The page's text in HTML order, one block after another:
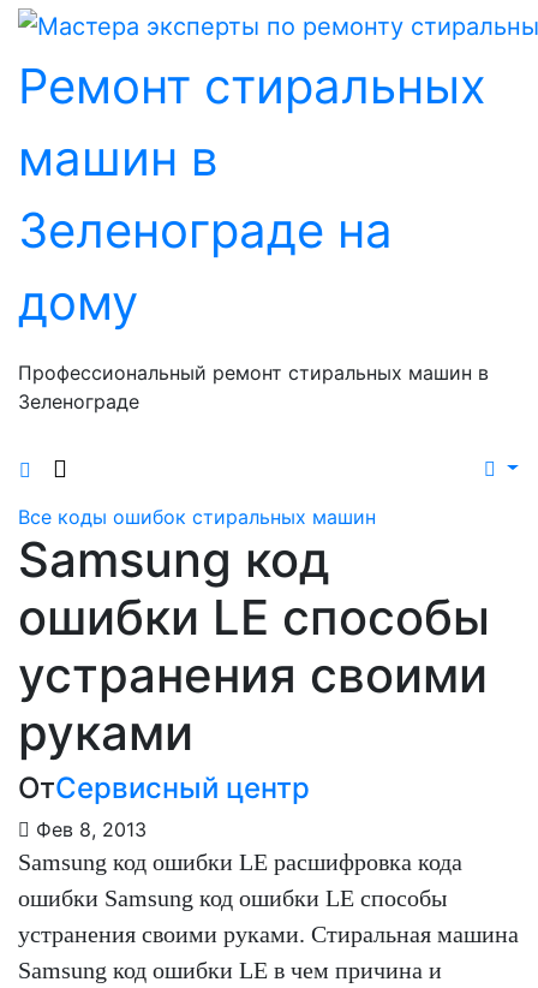
Перейти
содержанию
Ремонт стиральных
машин в
Зеленограде на
дому
Профессиональный ремонт стиральных машин в
Зеленограде
Все коды ошибок стиральных машин
Samsung код
ошибки LE способы
устранения своими
руками
ОтСервисный центр
Фев 8, 2013
Samsung код ошибки LE расшифровка кода
ошибки Samsung код ошибки LE способы
устранения своими руками. Стиральная машина
Samsung код ошибки LE в чем причина и